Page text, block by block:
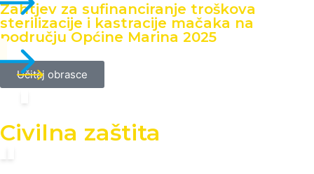
Zahtjev za sufinanciranje troškova
sterilizacije i kastracije mačaka na
području Općine Marina 2025
Učitaj obrasce
Civilna zaštita